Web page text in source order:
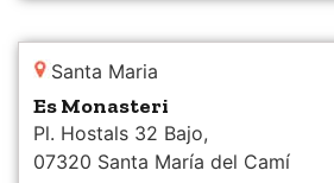
Santa Maria
Es Monasteri
Pl. Hostals 32 Bajo,
07320 Santa María del Camí